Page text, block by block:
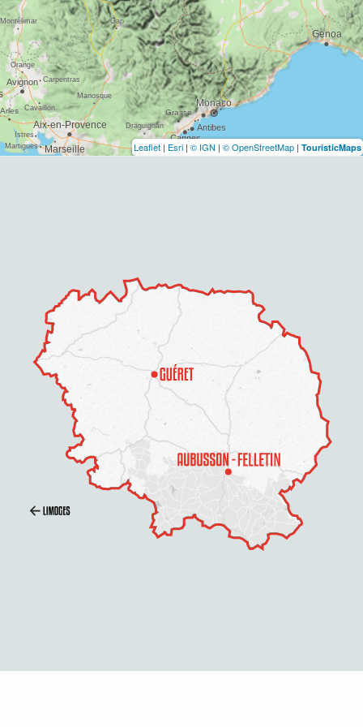
Leaflet | Esri | © IGN | © OpenStreetMap | TouristicMaps